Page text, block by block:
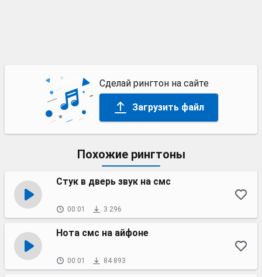
Сделай рингтон на сайте
Загрузить файл
Похожие рингтоны
Стук в дверь звук на смс
00:01 3 296
Нота смс на айфоне
00:01 84 893